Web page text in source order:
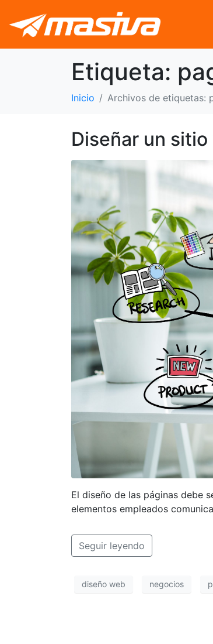
Etiqueta:
Inicio Archivos de etiquetas:
Diseñar un
El diseño de las páginas debe
elementos empleados
Seguir leyendo
diseño web negocios